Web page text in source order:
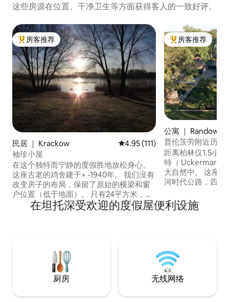
这些房源在位置、干净卫生等方面获得客人的一致好评。
热门「房客推荐」
房客推荐
民居 ｜ Krackow 平均评分 4.95 分（满分 5 分），
4.95 (111)
袖珍小屋
在这个独特而宁静的度假胜地放松身心。
这座古老的鸡舍建于+ -1940年。 我们没有
改变房子的布局，保留了原始的横梁和窗
户位置（低于地面）。 只有24平方米，但
感觉比实际更大。 位于Lake House
Lebehn的下层花园，设有自己的花园和木
份12欧元）-英式早餐和晚餐。
热门「房客推荐」
房客推荐
公寓 ｜ Randowtal
普伦茨劳附近历史
距离柏林仅1.5小
特（ Uckermark
大自然中。 这座Dreiseitenhof靠近火星冰
河时代公路，四周
理位置偏僻，可通
上，旧马厩的
在坦托深受欢迎的度假屋便利设施
厨房 无线网络